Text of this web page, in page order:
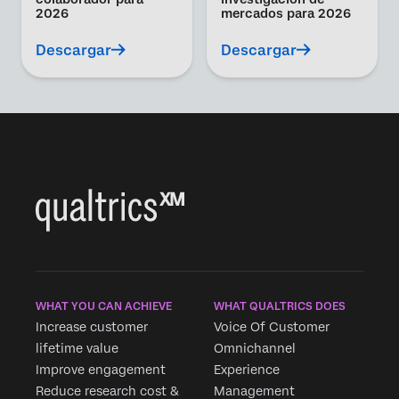
2026
Descargar
mercados para 2026
Descargar
WHAT YOU CAN ACHIEVE
Increase customer
lifetime value
Improve engagement
Reduce research cost &
WHAT QUALTRICS DOES
Voice Of Customer
Omnichannel
Experience
Management